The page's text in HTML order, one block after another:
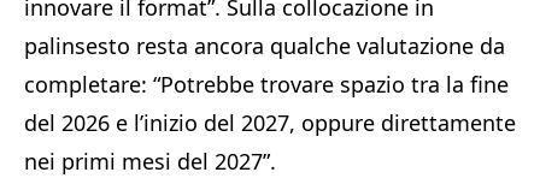
innovare il format”. Sulla collocazione in
palinsesto resta ancora qualche valutazione da
completare: “Potrebbe trovare spazio tra la fine
del 2026 e l’inizio del 2027, oppure direttamente
nei primi mesi del 2027”.